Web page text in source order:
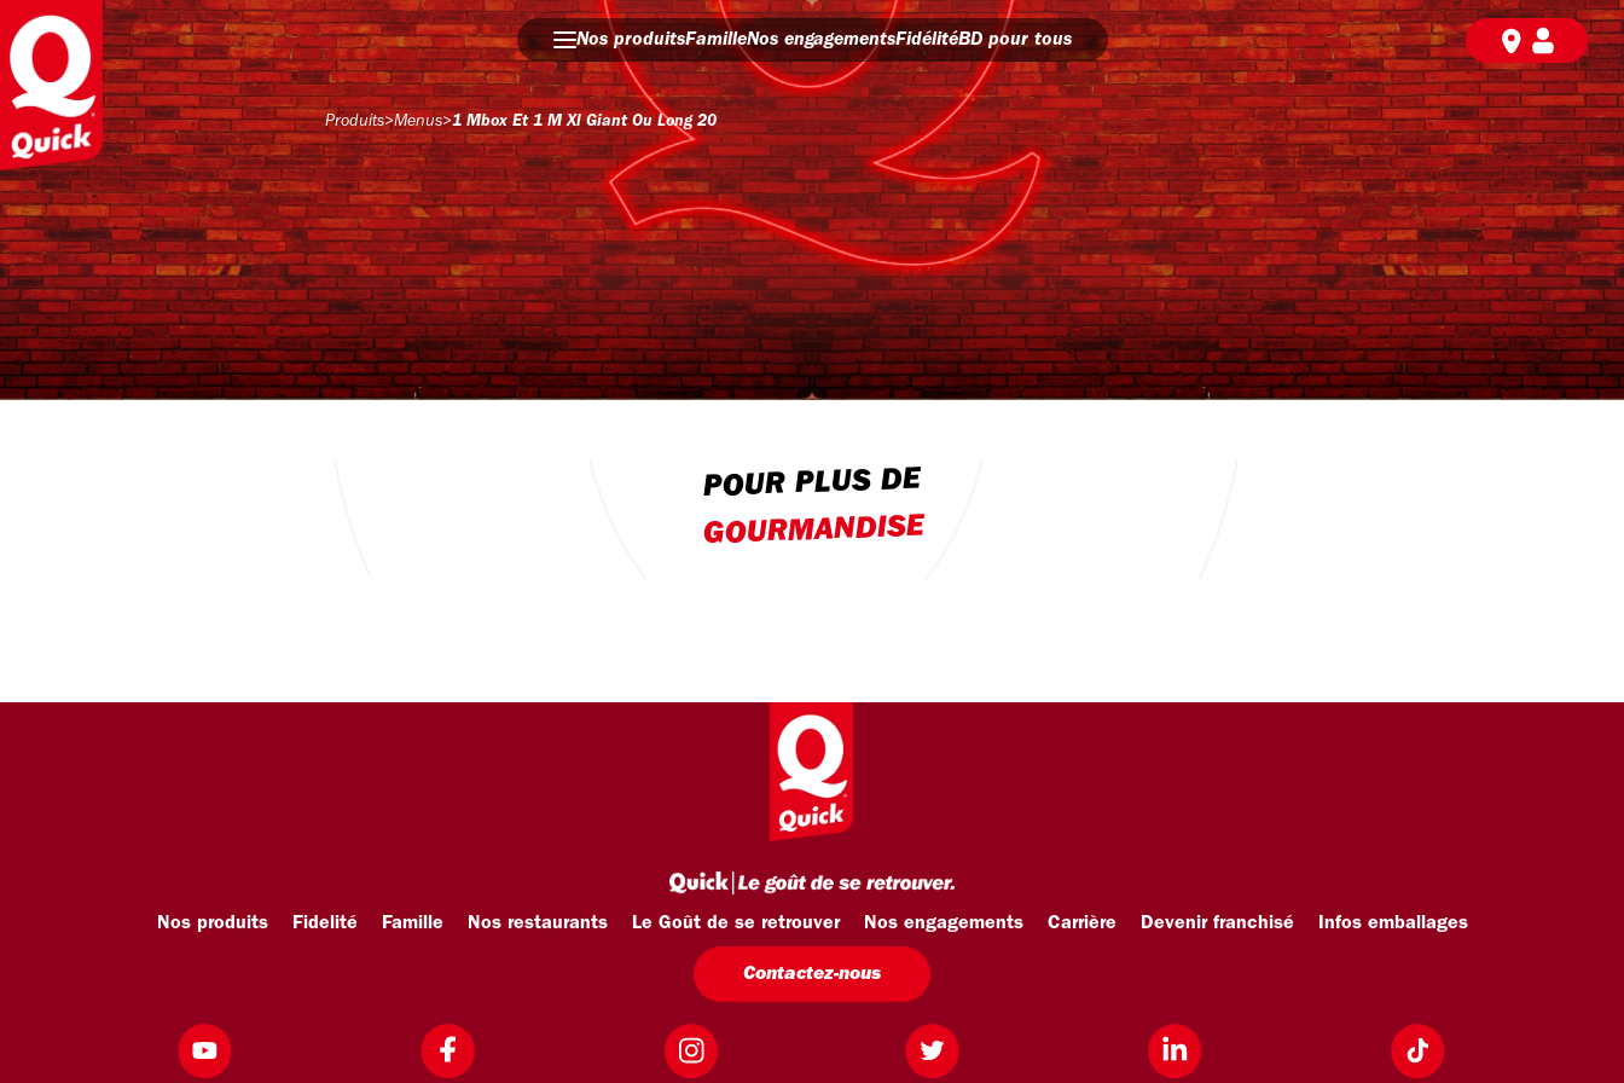
Nos produitsFamilleNos engagementsFidélitéBD pour tous
Produits>Menus>1 Mbox Et 1 M Xl Giant Ou Long 20
POUR PLUS DE
GOURMANDISE
Nos produits Fidelité Famille Nos restaurants Le Goût de se retrouver Nos engagements Carrière Devenir franchisé Infos emballages
Contactez-nous